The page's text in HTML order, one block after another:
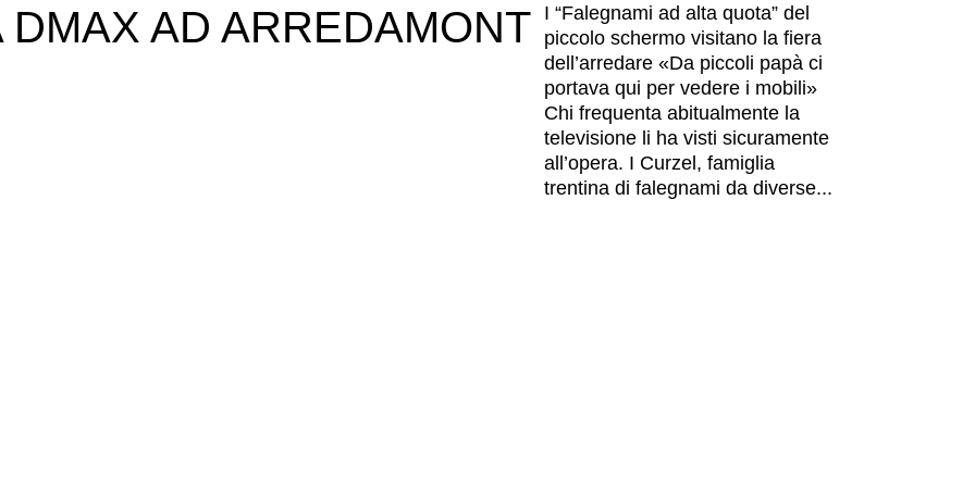
DMAX AD ARREDAMONT
I “Falegnami ad alta quota” del
piccolo schermo visitano la fiera
dell’arredare «Da piccoli papà ci
portava qui per vedere i mobili»
Chi frequenta abitualmente la
televisione li ha visti sicuramente
all’opera. I Curzel, famiglia
trentina di falegnami da diverse...